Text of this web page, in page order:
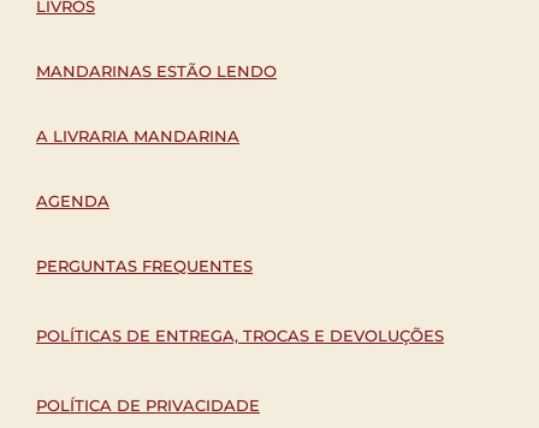
LIVROS
MANDARINAS ESTÃO LENDO
A LIVRARIA MANDARINA
AGENDA
PERGUNTAS FREQUENTES
POLÍTICAS DE ENTREGA, TROCAS E DEVOLUÇÕES
POLÍTICA DE PRIVACIDADE